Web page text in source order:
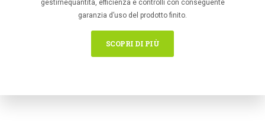
gestirnequantità, efficienza e controlli con conseguente
garanzia d’uso del prodotto finito.
SCOPRI DI PIÙ